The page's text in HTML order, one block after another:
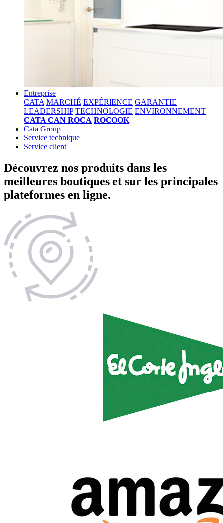
Entreprise
CATA MARCHÉ EXPÉRIENCE GARANTIE
LEADERSHIP TECHNOLOGIE ENVIRONNEMENT
CATA CAN ROCA ROCOOK
Cata Group
Service technique
Service client
Découvrez nos produits dans les
meilleures boutiques et sur les principales
plateformes en ligne.